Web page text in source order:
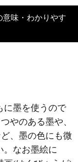
に墨を使うので
やのある墨や、
、墨の色にも微
。なお墨絵に